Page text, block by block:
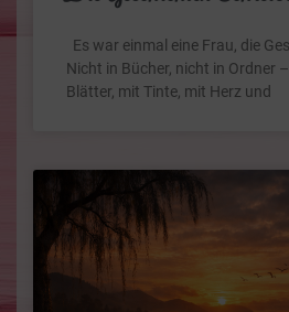
Es war einmal eine Frau, die
Nicht in Bücher, nicht in Ordner
Blätter, mit Tinte, mit Herz und